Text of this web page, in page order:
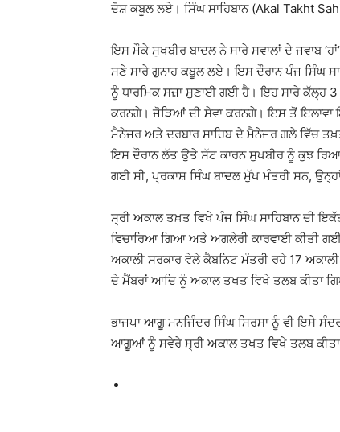
ਦੋਸ਼ ਕਬੂਲ ਲਏ। ਸਿੰਘ ਸਾਹਿਬਾਨ (Akal Takht
ਇਸ ਮੌਕੇ ਸੁਖਬੀਰ ਬਾਦਲ ਨੇ ਸਾਰੇ ਸਵਾਲਾਂ ਦੇ ਜਵਾਬ
ਸਣੇ ਸਾਰੇ ਗੁਨਾਹ ਕਬੂਲ ਲਏ। ਇਸ ਦੌਰਾਨ ਪੰਜ ਸਿੰਘ
ਨੂੰ ਧਾਰਮਿਕ ਸਜ਼ਾ ਸੁਣਾਈ ਗਈ ਹੈ। ਇਹ ਸਾਰੇ ਕੱਲ੍ਹ
ਕਰਨਗੇ। ਜੋੜਿਆਂ ਦੀ ਸੇਵਾ ਕਰਨਗੇ। ਇਸ ਤੋਂ ਇਲਾਵਾ
ਮੈਨੇਜਰ ਅਤੇ ਦਰਬਾਰ ਸਾਹਿਬ ਦੇ ਮੈਨੇਜਰ ਗਲੇ ਵਿੱਚ
ਇਸ ਦੌਰਾਨ ਲੱਤ ਉਤੇ ਸੱਟ ਕਾਰਨ ਸੁਖਬੀਰ ਨੂੰ ਕੁਝ
ਗਈ ਸੀ, ਪ੍ਰਕਾਸ਼ ਸਿੰਘ ਬਾਦਲ ਮੁੱਖ ਮੰਤਰੀ ਸਨ,
ਸ੍ਰੀ ਅਕਾਲ ਤਖ਼ਤ ਵਿਖੇ ਪੰਜ ਸਿੰਘ ਸਾਹਿਬਾਨ ਦੀ
ਵਿਚਾਰਿਆ ਗਿਆ ਅਤੇ ਅਗਲੇਰੀ ਕਾਰਵਾਈ ਕੀਤੀ
ਅਕਾਲੀ ਸਰਕਾਰ ਵੇਲੇ ਕੈਬਨਿਟ ਮੰਤਰੀ ਰਹੇ 17
ਦੇ ਮੈਂਬਰਾਂ ਆਦਿ ਨੂੰ ਅਕਾਲ ਤਖਤ ਵਿਖੇ ਤਲਬ ਕੀਤਾ
ਭਾਜਪਾ ਆਗੂ ਮਨਜਿੰਦਰ ਸਿੰਘ ਸਿਰਸਾ ਨੂੰ ਵੀ ਇਸੇ
ਆਗੂਆਂ ਨੂੰ ਸਵੇਰੇ ਸ੍ਰੀ ਅਕਾਲ ਤਖਤ ਵਿਖੇ ਤਲਬ ਕੀਤਾ